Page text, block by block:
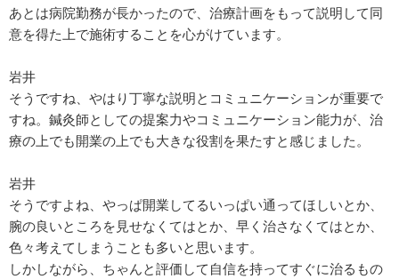
あとは病院勤務が長かったので、治療計画をもって説明して同
意を得た上で施術することを心がけています。
岩井
そうですね、やはり丁寧な説明とコミュニケーションが重要で
すね。鍼灸師としての提案力やコミュニケーション能力が、治
療の上でも開業の上でも大きな役割を果たすと感じました。
岩井
そうですよね、やっぱ開業してるいっぱい通ってほしいとか、
腕の良いところを見せなくてはとか、早く治さなくてはとか、
色々考えてしまうことも多いと思います。
しかしながら、ちゃんと評価して自信を持ってすぐに治るもの